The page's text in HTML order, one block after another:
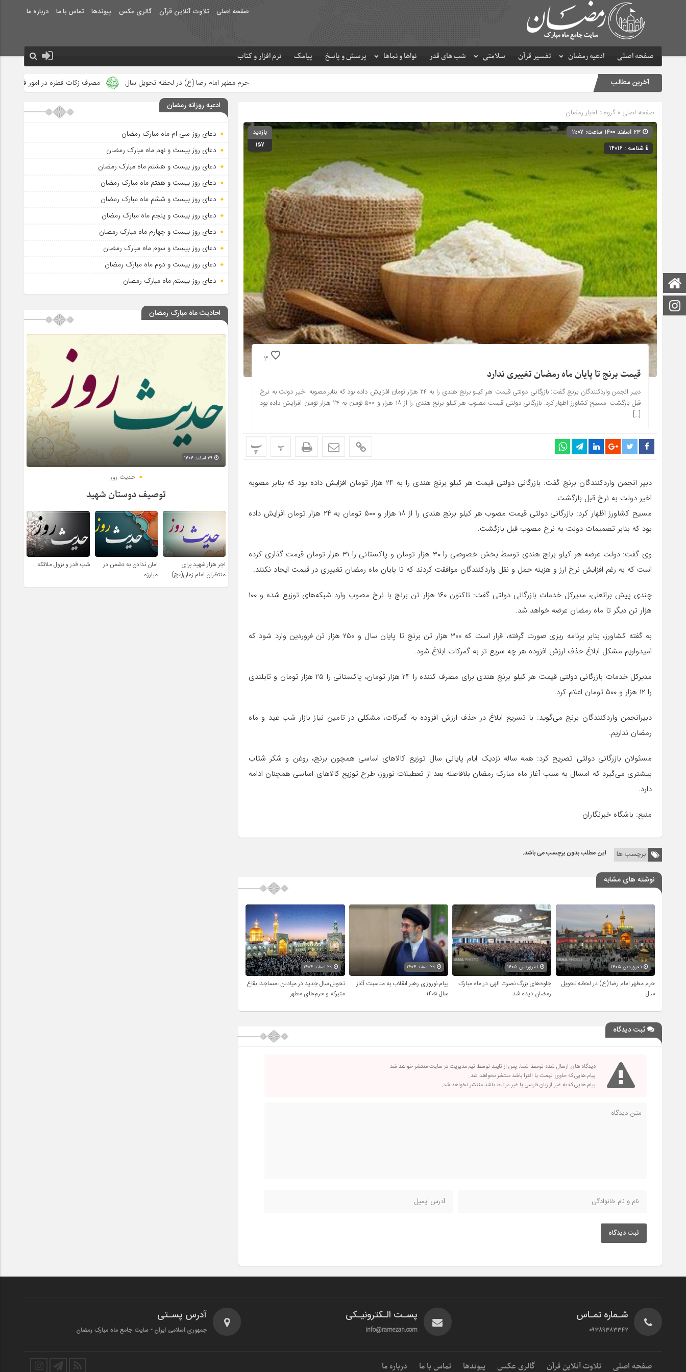
صفحه اصلی تلاوت آنلاین قرآن گالری عکس پیوندها تماس با ما درباره ما
صفحه اصلی ادعیه رمضان تفسیر قرآن سلامتی شب های قدر نواها و نماها پرسش و پاسخ پیامک نرم افزار و کتاب
صفحه اصلی
اینستاگرام
آخرین مطالب حرم مطهر امام رضا (ع) در لحظه تحویل سال مصرف زکات فطره در امور فرهنگی جلوه‌های بزرگ
صفحه اصلی » گروه » اخبار رمضان
شناسه : 14016
بازدید
157
3
قیمت برنج تا پایان ماه رمضان تغییری ندارد
دبیر انجمن واردکنندگان برنج گفت: بازرگانی دولتی قیمت هر کیلو برنج هندی را به ۲۴ هزار تومان افزایش داده بود که بنابر مصوبه اخیر دولت به نرخ
قبل بازگشت. مسیح کشاورز اظهار کرد: بازرگانی دولتی قیمت مصوب هر کیلو برنج هندی را از ۱۸ هزار و ۵۰۰ تومان به ۲۴ هزار تومان افزایش داده بود
[…]
پ پ
دبیر انجمن واردکنندگان برنج گفت: بازرگانی دولتی قیمت هر کیلو برنج هندی را به ۲۴ هزار تومان افزایش داده بود که بنابر مصوبه
اخیر دولت به نرخ قبل بازگشت.
مسیح کشاورز اظهار کرد: بازرگانی دولتی قیمت مصوب هر کیلو برنج هندی را از ۱۸ هزار و ۵۰۰ تومان به ۲۴ هزار تومان افزایش داده
بود که بنابر تصمیمات دولت به نرخ مصوب قبل بازگشت.
وی گفت: دولت عرضه هر کیلو برنج هندی توسط بخش خصوصی را ۳۰ هزار تومان و پاکستانی را ۳۱ هزار تومان قیمت گذاری کرده
است که به رغم افزایش نرخ ارز و هزینه حمل و نقل واردکنندگان موافقت کردند که تا پایان ماه رمضان تغییری در قیمت ایجاد نکنند.
چندی پیش براتعلی، مدیرکل خدمات بازرگانی دولتی گفت: تاکنون ۱۶۰ هزار تن برنج با نرخ مصوب وارد شبکه‌های توزیع شده و ۱۰۰
هزار تن دیگر تا ماه رمضان عرضه خواهد شد.
به گفته کشاورز، بنابر برنامه ریزی صورت گرفته، قرار است که ۳۰۰ هزار تن برنج تا پایان سال و ۲۵۰ هزار تن فروردین وارد شود که
امیدواریم مشکل ابلاغ حذف ارزش افزوده هر چه سریع تر به گمرکات ابلاغ شود.
مدیرکل خدمات بازرگانی دولتی قیمت هر کیلو برنج هندی برای مصرف کننده را ۲۴ هزار تومان، پاکستانی را ۲۵ هزار تومان و تایلندی
را ۱۲ هزار و ۵۰۰ تومان اعلام کرد.
دبیرانجمن واردکنندگان برنج می‌گوید: با تسریع ابلاغ در حذف ارزش افزوده به گمرکات، مشکلی در تامین نیاز بازار شب عید و ماه
رمضان نداریم‌.
مسئولان بازرگانی دولتی تصریح کرد: همه ساله نزدیک ایام پایانی سال توزیع کالاهای اساسی همچون برنج، روغن و شکر شتاب
بیشتری می‌گیرد که امسال به سبب آغاز ماه مبارک رمضان بلافاصله بعد از تعطیلات نوروز، طرح توزیع کالاهای اساسی همچنان ادامه
دارد.
منبع: باشگاه خبرنگاران
برچسب ها این مطلب بدون برچسب می باشد.
نوشته های مشابه
حرم مطهر امام رضا (ع) در لحظه تحویل
سال
۱ فروردین ۱۴۰۵
جلوه‌های بزرگ نصرت الهی در ماه مبارک
رمضان دیده شد
پیام نوروزی رهبر انقلاب به مناسبت آغاز
سال ۱۴۰۵
تحویل سال‌ جدید در میادین ،مساجد، بقاع
متبرکه‌ و حرم‌های‌ مطهر
ثبت دیدگاه
دیدگاه های ارسال شده توسط شما، پس از تایید توسط تیم مدیریت در سایت منتشر خواهد شد.
پیام هایی که حاوی تهمت یا افترا باشد منتشر نخواهد شد.
پیام هایی که به غیر از زبان فارسی یا غیر مرتبط باشد منتشر نخواهد شد.
ثبت دیدگاه
ادعیه روزانه رمضان
دعای روز سی ام ماه مبارک رمضان
دعای روز بیست و نهم ماه مبارک رمضان
دعای روز بیست و هشتم ماه مبارک رمضان
دعای روز بیست و هفتم ماه مبارک رمضان
دعای روز بیست و ششم ماه مبارک رمضان
دعای روز بیست و پنجم ماه مبارک رمضان
دعای روز بیست و چهارم ماه مبارک رمضان
دعای روز بیست و سوم ماه مبارک رمضان
دعای روز بیست و دوم ماه مبارک رمضان
دعای روز بیستم ماه مبارک رمضان
احادیث ماه مبارک رمضان
حدیث روز
توصیف دوستان شهید
اجر هزار شهید برای
منتظران امام زمان(عج)
امان ندادن به دشمن در
مبارزه
شب قدر و نزول ملائکه
شـماره تمـاس
۰۹۳۸۹۳۸۳۳۴۲
پسـت الـکترونیـکی
info@ramezan.com
آدرس پسـتی
جمهوری اسلامی ایران - سایت جامع ماه مبارک رمضان
صفحه اصلی تلاوت آنلاین قرآن گالری عکس پیوندها تماس با ما درباره ما